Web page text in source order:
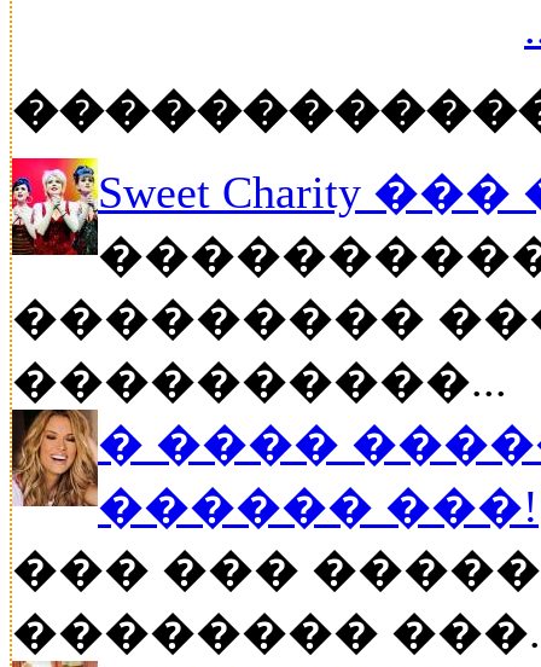
Sweet Charity
���������
����������...
� ����
������ ���!
��� ���
��������